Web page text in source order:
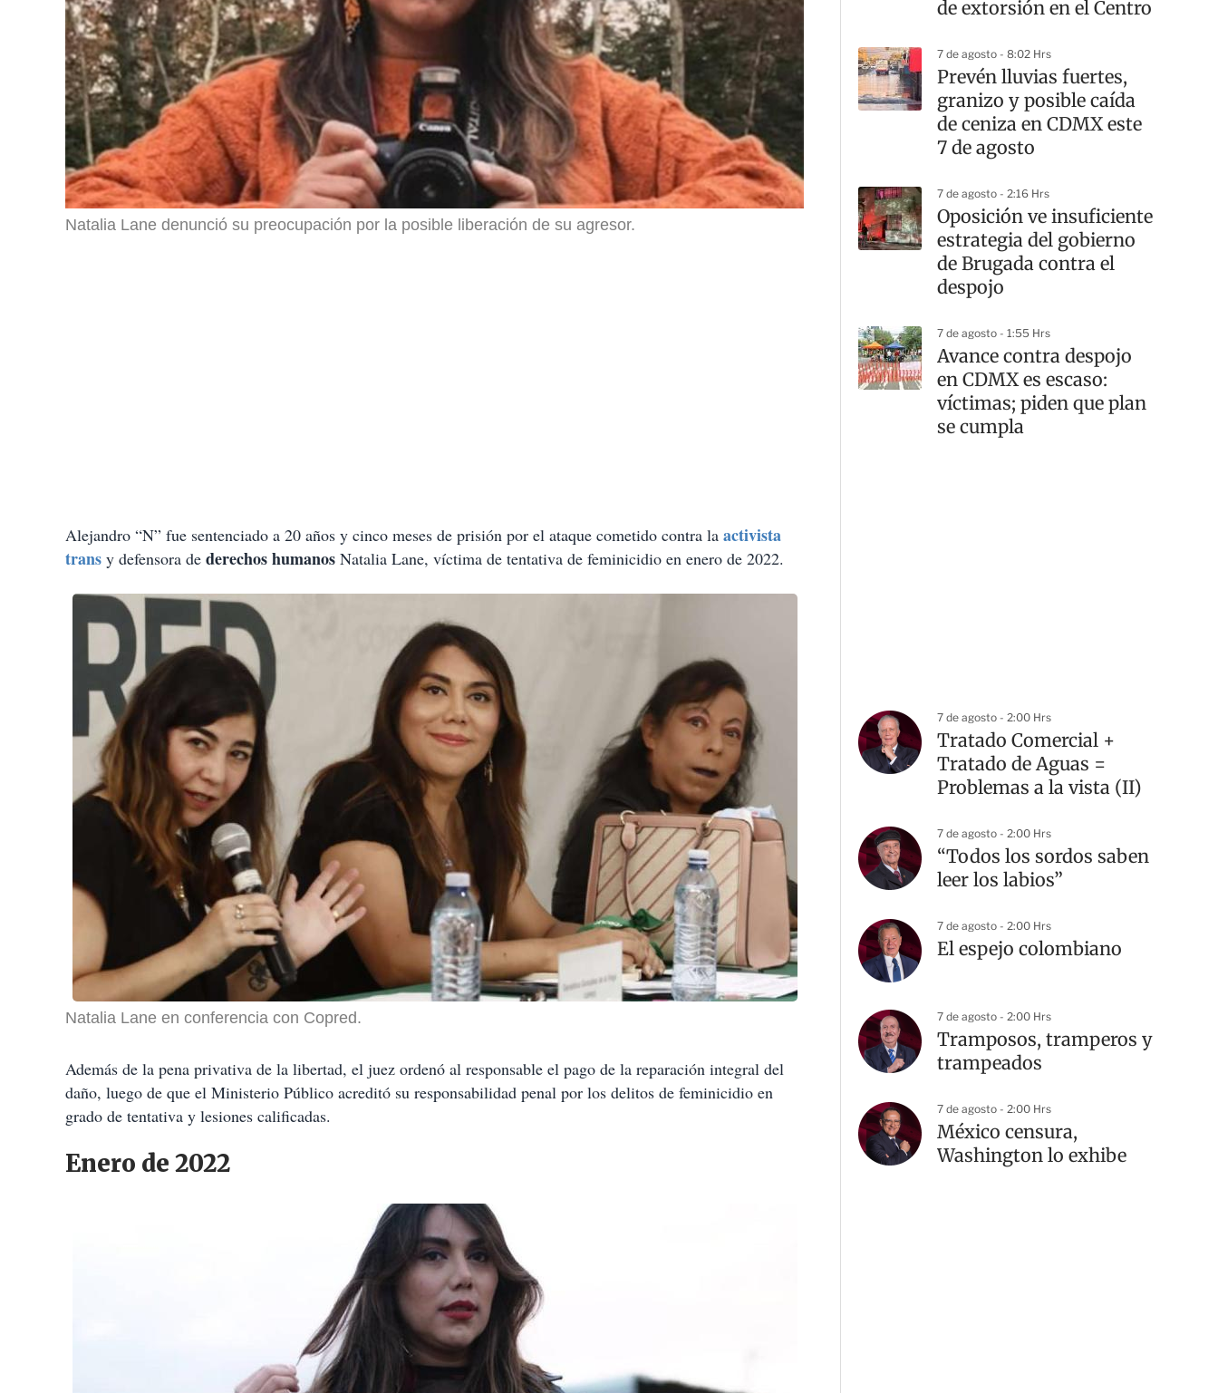
Natalia Lane denunció su preocupación por la posible liberación de su agresor.
Alejandro “N” fue sentenciado a 20 años y cinco meses de prisión por el ataque cometido contra la activista
trans y defensora de derechos humanos Natalia Lane, víctima de tentativa de feminicidio en enero de 2022.
Natalia Lane en conferencia con Copred.
Además de la pena privativa de la libertad, el juez ordenó al responsable el pago de la reparación integral del
daño, luego de que el Ministerio Público acreditó su responsabilidad penal por los delitos de feminicidio en
grado de tentativa y lesiones calificadas.
Enero de 2022
de extorsión en el Centro
7 de agosto - 8:02 Hrs
Prevén lluvias fuertes,
granizo y posible caída
de ceniza en CDMX este
7 de agosto
7 de agosto - 2:16 Hrs
Oposición ve insuficiente
estrategia del gobierno
de Brugada contra el
despojo
7 de agosto - 1:55 Hrs
Avance contra despojo
en CDMX es escaso:
víctimas; piden que plan
se cumpla
7 de agosto - 2:00 Hrs
Tratado Comercial +
Tratado de Aguas =
Problemas a la vista (II)
7 de agosto - 2:00 Hrs
“Todos los sordos saben
leer los labios”
7 de agosto - 2:00 Hrs
El espejo colombiano
7 de agosto - 2:00 Hrs
Tramposos, tramperos y
trampeados
7 de agosto - 2:00 Hrs
México censura,
Washington lo exhibe